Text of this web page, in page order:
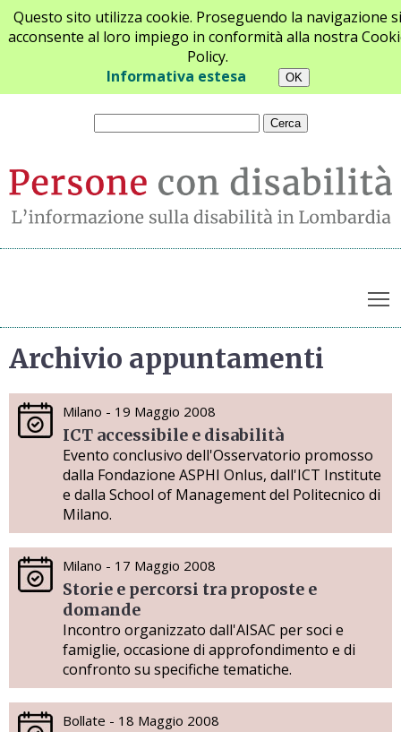
Questo sito utilizza cookie. Proseguendo la navigazione si
acconsente al loro impiego in conformità alla nostra
Policy.
Informativa estesa
Chi siamo Newsletter Contatti
Archivio appuntamenti
Milano - 19 Maggio 2008
ICT accessibile e disabilità
Evento conclusivo dell'Osservatorio promosso
dalla Fondazione ASPHI Onlus, dall'ICT Institute
e dalla School of Management del Politecnico di
Milano.
Milano - 17 Maggio 2008
Storie e percorsi tra proposte e
domande
Incontro organizzato dall'AISAC per soci e
famiglie, occasione di approfondimento e di
confronto su specifiche tematiche.
Bollate - 18 Maggio 2008